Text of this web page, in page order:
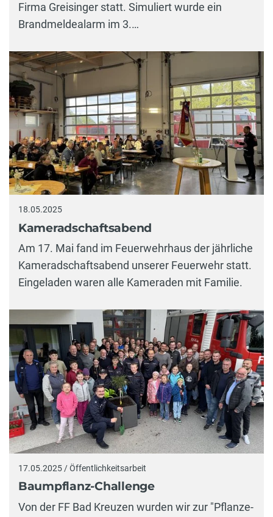
Firma Greisinger statt. Simuliert wurde ein
Brandmeldealarm im 3.…
18.05.2025
Kameradschaftsabend
Am 17. Mai fand im Feuerwehrhaus der jährliche
Kameradschaftsabend unserer Feuerwehr statt.
Eingeladen waren alle Kameraden mit Familie.
17.05.2025 / Öffentlichkeitsarbeit
Baumpflanz-Challenge
Von der FF Bad Kreuzen wurden wir zur "Pflanze-